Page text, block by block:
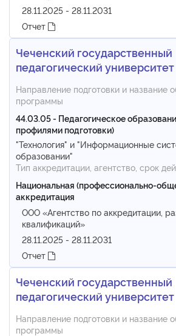
28.11.2025 - 28.11.2031
Отчет
Чеченский государственный
педагогический университет
Направление подготовки и название
программы
44.03.05 - Педагогическое
профилями подготовки)
"Технология" и "Информационные
образовании"
Тип аккредитации, агентство, срок
Национальная (профессионально-
аккредитация
ООО «Агентство по аккредитации,
квалификаций»
28.11.2025 - 28.11.2031
Отчет
Чеченский государственный
педагогический университет
Направление подготовки и название
программы